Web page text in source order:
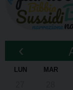
‹
LUN MAR